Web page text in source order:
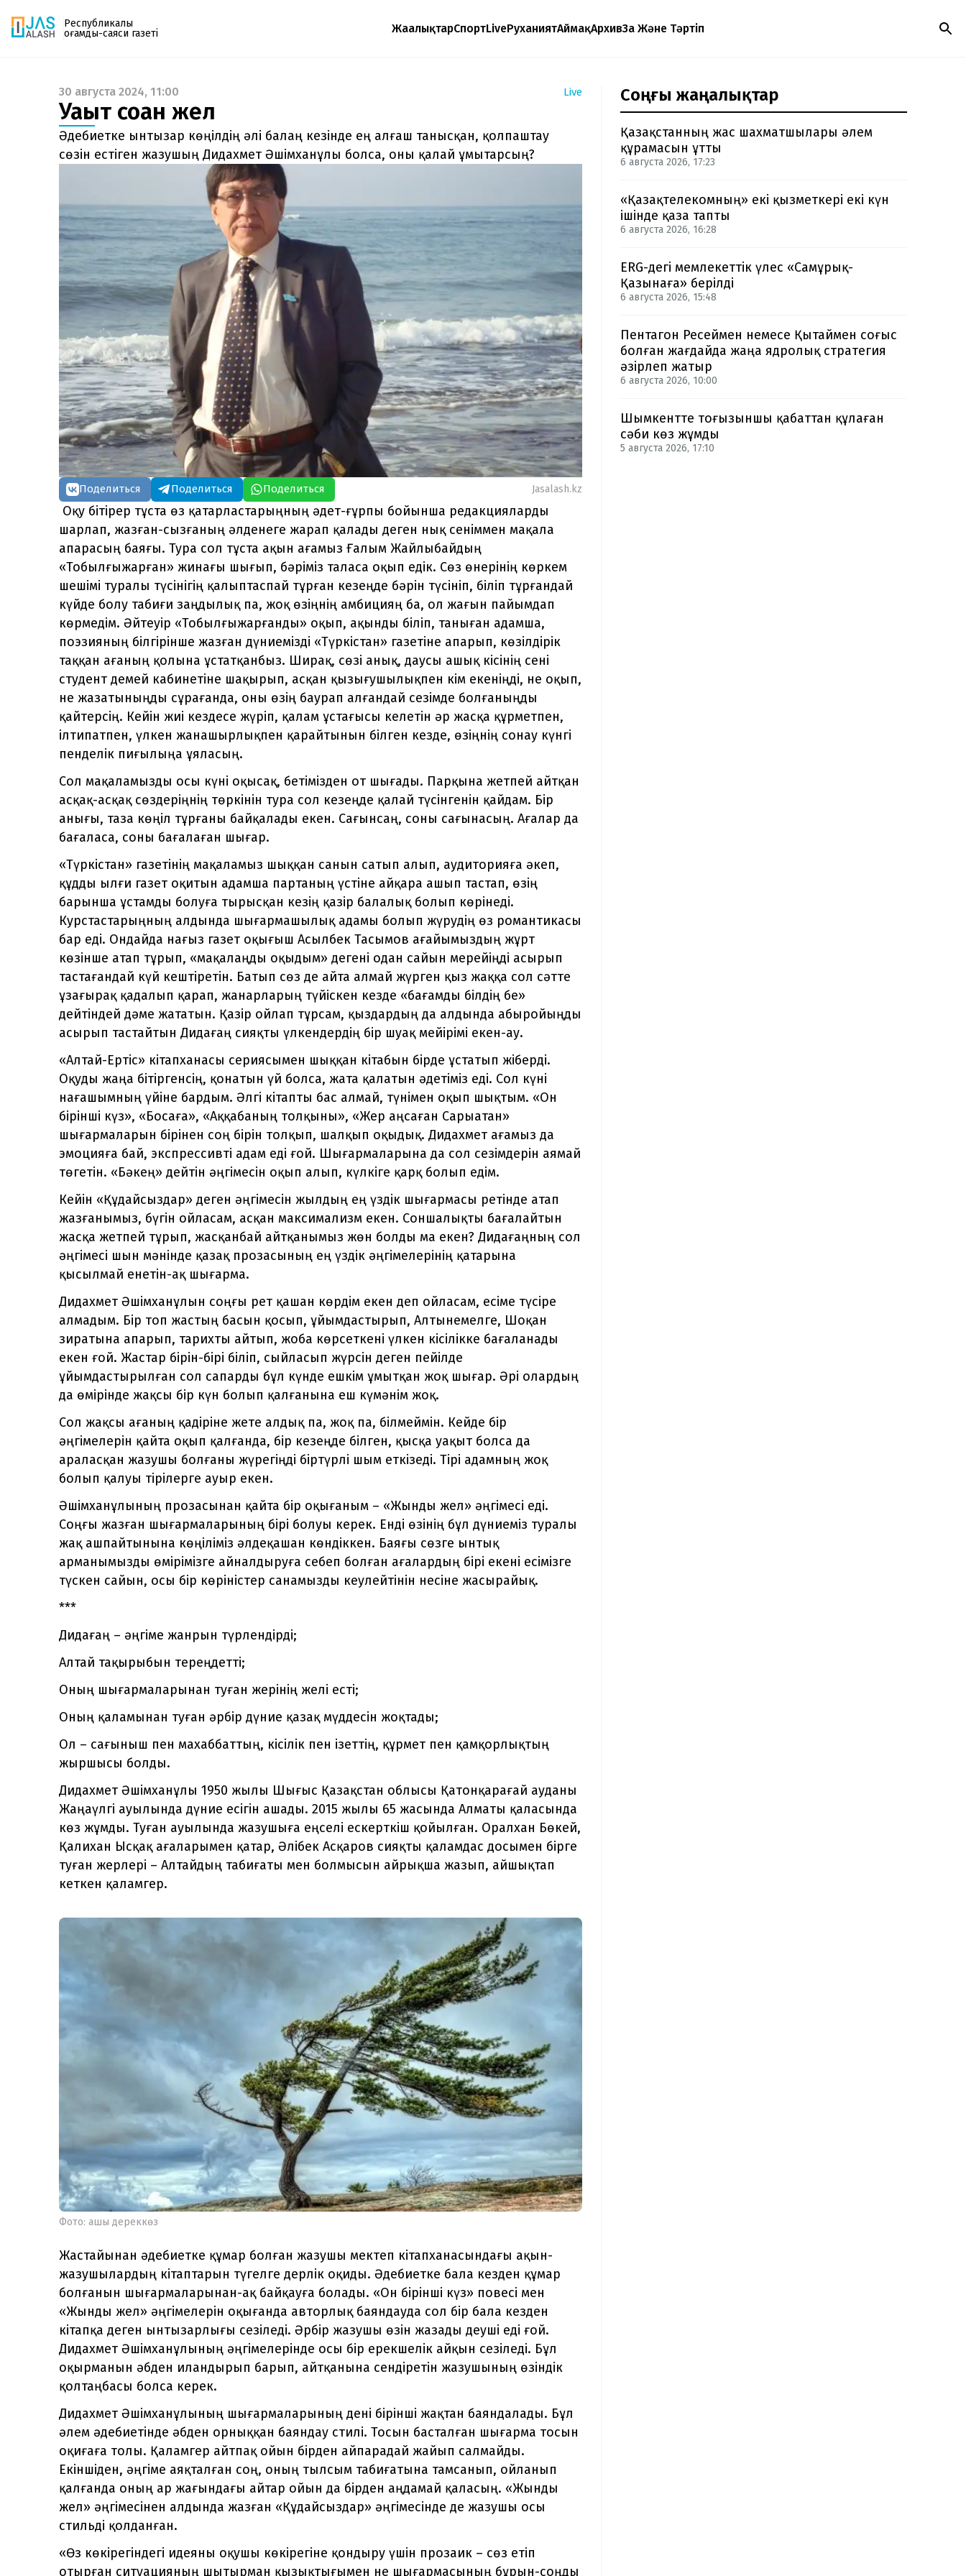
Республикалық
қоғамдық-саяси газеті
ЖаңалықтарСпортLiveРуханиятАймақАрхивЗаң Және Тәртіп
Газетке жазылу
PDF форматтағы газетті ай сайын электронды
поштаңызға алып отырыңыз. Жаңа нөмір
шыққан сәтте сізге бірден жіберіледі. Тек email
енгізіңіз, біз қалғанын өзіміз жібереміз.
30 августа 2024, 11:00 Live
Уақыт соққан жел
Әдебиетке ынтызар көңілдің әлі балаң кезінде ең алғаш танысқан, қолпаштау
сөзін естіген жазушың Дидахмет Әшімханұлы болса, оны қалай ұмытарсың?
Поделиться Поделиться Поделиться Jasalash.kz
Оқу бітірер тұста өз қатарластарыңның әдет-ғұрпы бойынша редакцияларды
шарлап, жазған-сызғаның әлденеге жарап қалады деген нық сеніммен мақала
апарасың баяғы. Тура сол тұста ақын ағамыз Ғалым Жайлыбайдың
«Тобылғыжарған» жинағы шығып, бәріміз таласа оқып едік. Сөз өнерінің көркем
шешімі туралы түсінігің қалыптаспай тұрған кезеңде бәрін түсініп, біліп тұрғандай
күйде болу табиғи заңдылық па, жоқ өзіңнің амбицияң ба, ол жағын пайымдап
көрмедім. Әйтеуір «Тобылғыжарғанды» оқып, ақынды біліп, таныған адамша,
поэзияның білгірінше жазған дүниемізді «Түркістан» газетіне апарып, көзілдірік
таққан ағаның қолына ұстатқанбыз. Ширақ, сөзі анық, даусы ашық кісінің сені
студент демей кабинетіне шақырып, асқан қызығушылықпен кім екеніңді, не оқып,
не жазатыныңды сұрағанда, оны өзің баурап алғандай сезімде болғаныңды
қайтерсің. Кейін жиі кездесе жүріп, қалам ұстағысы келетін әр жасқа құрметпен,
ілтипатпен, үлкен жанашырлықпен қарайтынын білген кезде, өзіңнің сонау күнгі
пенделік пиғылыңа ұяласың.
Сол мақаламызды осы күні оқысақ, бетімізден от шығады. Парқына жетпей айтқан
асқақ-асқақ сөздеріңнің төркінін тура сол кезеңде қалай түсінгенін қайдам. Бір
анығы, таза көңіл тұрғаны байқалады екен. Сағынсаң, соны сағынасың. Ағалар да
бағаласа, соны бағалаған шығар.
«Түркістан» газетінің мақаламыз шыққан санын сатып алып, аудиторияға әкеп,
құдды ылғи газет оқитын адамша партаның үстіне айқара ашып тастап, өзің
барынша ұстамды болуға тырысқан кезің қазір балалық болып көрінеді.
Курстастарыңның алдында шығармашылық адамы болып жүрудің өз романтикасы
бар еді. Ондайда нағыз газет оқығыш Асылбек Тасымов ағайымыздың жұрт
көзінше атап тұрып, «мақалаңды оқыдым» дегені одан сайын мерейіңді асырып
тастағандай күй кештіретін. Батып сөз де айта алмай жүрген қыз жаққа сол сәтте
ұзағырақ қадалып қарап, жанарларың түйіскен кезде «бағамды білдің бе»
дейтіндей дәме жататын. Қазір ойлап тұрсам, қыздардың да алдында абыройыңды
асырып тастайтын Дидағаң сияқты үлкендердің бір шуақ мейірімі екен-ау.
«Алтай-Ертіс» кітапханасы сериясымен шыққан кітабын бірде ұстатып жіберді.
Оқуды жаңа бітіргенсің, қонатын үй болса, жата қалатын әдетіміз еді. Сол күні
нағашымның үйіне бардым. Әлгі кітапты бас алмай, түнімен оқып шықтым. «Он
бірінші күз», «Босаға», «Аққабаның толқыны», «Жер аңсаған Сарыатан»
шығармаларын бірінен соң бірін толқып, шалқып оқыдық. Дидахмет ағамыз да
эмоцияға бай, экспрессивті адам еді ғой. Шығармаларына да сол сезімдерін аямай
төгетін. «Бәкең» дейтін әңгімесін оқып алып, күлкіге қарқ болып едім.
Кейін «Құдайсыздар» деген әңгімесін жылдың ең үздік шығармасы ретінде атап
жазғанымыз, бүгін ойласам, асқан максимализм екен. Соншалықты бағалайтын
жасқа жетпей тұрып, жасқанбай айтқанымыз жөн болды ма екен? Дидағаңның сол
әңгімесі шын мәнінде қазақ прозасының ең үздік әңгімелерінің қатарына
қысылмай енетін-ақ шығарма.
Дидахмет Әшімханұлын соңғы рет қашан көрдім екен деп ойласам, есіме түсіре
алмадым. Бір топ жастың басын қосып, ұйымдастырып, Алтынемелге, Шоқан
зиратына апарып, тарихты айтып, жоба көрсеткені үлкен кісілікке бағаланады
екен ғой. Жастар бірін-бірі біліп, сыйласып жүрсін деген пейілде
ұйымдастырылған сол сапарды бұл күнде ешкім ұмытқан жоқ шығар. Әрі олардың
да өмірінде жақсы бір күн болып қалғанына еш күмәнім жоқ.
Сол жақсы ағаның қадіріне жете алдық па, жоқ па, білмеймін. Кейде бір
әңгімелерін қайта оқып қалғанда, бір кезеңде білген, қысқа уақыт болса да
араласқан жазушы болғаны жүрегіңді біртүрлі шым еткізеді. Тірі адамның жоқ
болып қалуы тірілерге ауыр екен.
Әшімханұлының прозасынан қайта бір оқығаным – «Жынды жел» әңгімесі еді.
Соңғы жазған шығармаларының бірі болуы керек. Енді өзінің бұл дүниеміз туралы
жақ ашпайтынына көңіліміз әлдеқашан көндіккен. Баяғы сөзге ынтық
арманымызды өмірімізге айналдыруға себеп болған ағалардың бірі екені есімізге
түскен сайын, осы бір көріністер санамызды кеулейтінін несіне жасырайық.
***
Дидағаң – әңгіме жанрын түрлендірді;
Алтай тақырыбын тереңдетті;
Оның шығармаларынан туған жерінің желі есті;
Оның қаламынан туған әрбір дүние қазақ мүддесін жоқтады;
Ол – сағыныш пен махаббаттың, кісілік пен ізеттің, құрмет пен қамқорлықтың
жыршысы болды.
Дидахмет Әшімханұлы 1950 жылы Шығыс Қазақстан облысы Қатонқарағай ауданы
Жаңаүлгі ауылында дүние есігін ашады. 2015 жылы 65 жасында Алматы қаласында
көз жұмды. Туған ауылында жазушыға еңселі ескерткіш қойылған. Оралхан Бөкей,
Қалихан Ысқақ ағаларымен қатар, Әлібек Асқаров сияқты қаламдас досымен бірге
туған жерлері – Алтайдың табиғаты мен болмысын айрықша жазып, айшықтап
кеткен қаламгер.
Фото: ашық дереккөз
Жастайынан әдебиетке құмар болған жазушы мектеп кітапханасындағы ақын-
жазушылардың кітаптарын түгелге дерлік оқиды. Әдебиетке бала кезден құмар
болғанын шығармаларынан-ақ байқауға болады. «Он бірінші күз» повесі мен
«Жынды жел» әңгімелерін оқығанда авторлық баяндауда сол бір бала кезден
кітапқа деген ынтызарлығы сезіледі. Әрбір жазушы өзін жазады деуші еді ғой.
Дидахмет Әшімханұлының әңгімелерінде осы бір ерекшелік айқын сезіледі. Бұл
оқырманын әбден иландырып барып, айтқанына сендіретін жазушының өзіндік
қолтаңбасы болса керек.
Дидахмет Әшімханұлының шығармаларының дені бірінші жақтан баяндалады. Бұл
әлем әдебиетінде әбден орныққан баяндау стилі. Тосын басталған шығарма тосын
оқиғаға толы. Қаламгер айтпақ ойын бірден айпарадай жайып салмайды.
Екіншіден, әңгіме аяқталған соң, оның тылсым табиғатына тамсанып, ойланып
қалғанда оның ар жағындағы айтар ойын да бірден аңдамай қаласың. «Жынды
жел» әңгімесінен алдында жазған «Құдайсыздар» әңгімесінде де жазушы осы
стильді қолданған.
«Өз көкірегіндегі идеяны оқушы көкірегіне қондыру үшін прозаик – сөз етіп
отырған ситуацияның шытырман қызықтығымен не шығармасының бұрын-соңды
Соңғы жаңалықтар
Қазақстанның жас шахматшылары әлем
құрамасын ұтты
6 августа 2026, 17:23
«Қазақтелекомның» екі қызметкері екі күн
ішінде қаза тапты
6 августа 2026, 16:28
ERG-дегі мемлекеттік үлес «Самұрық-
Қазынаға» берілді
6 августа 2026, 15:48
Пентагон Ресеймен немесе Қытаймен соғыс
болған жағдайда жаңа ядролық стратегия
әзірлеп жатыр
6 августа 2026, 10:00
Шымкентте тоғызыншы қабаттан құлаған
сәби көз жұмды
5 августа 2026, 17:10